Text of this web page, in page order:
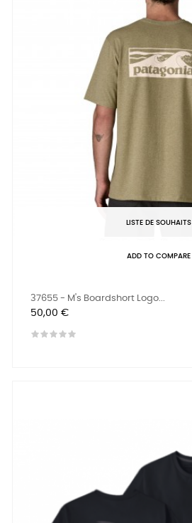
LISTE DE SOUHAITS
ADD TO COMPARE
37655 - M's Boardshort Logo...
Prix
50,00 €